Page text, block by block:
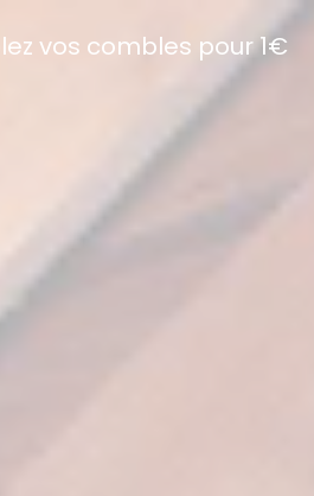
vos combles pour 1€